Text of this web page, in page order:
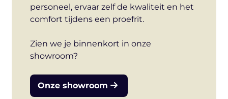
personeel, ervaar zelf de kwaliteit en het
comfort tijdens een proefrit.
Zien we je binnenkort in onze
showroom?
Onze showroom